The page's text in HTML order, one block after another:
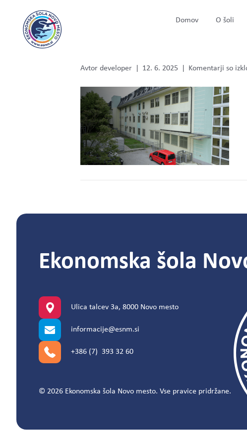
Domov O šoli
Avtor developer 12. 6. 2025 Komentarji so
Ekonomska šola
Ulica talcev 3a, 8000 Novo mesto
informacije@esnm.si
+386 (7) 393 32 60
© 2026 Ekonomska šola Novo mesto. Vse pravice pridržane.